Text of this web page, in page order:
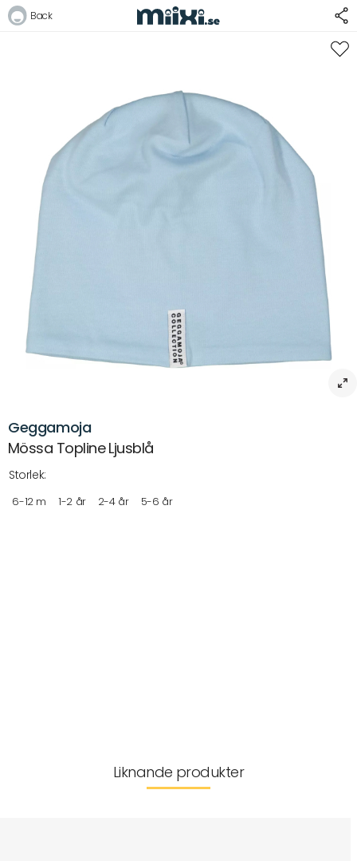
Lösenord
Bli medlem i Club Miixi
Glömt ditt lösenord?
Ansök om att bli B2B-kund
Back
30%
Geggamoja
Mössa Topline Ljusblå
Storlek:
6-12 m 1-2 år 2-4 år 5-6 år
Liknande produkter